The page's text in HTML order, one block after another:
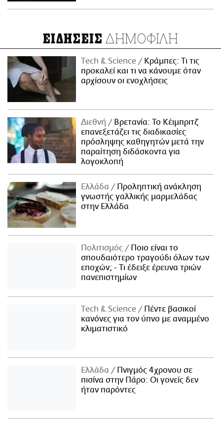
ΕΙΔΗΣΕΙΣ ΔΗΜΟΦΙΛΗ
Τech & Science
Κράμπες: Τι τις
προκαλεί και τι να κάνουμε όταν
αρχίσουν οι ενοχλήσεις
Διεθνή
Βρετανία: Το Κέιμπριτζ
επανεξετάζει τις διαδικασίες
πρόσληψης καθηγητών μετά την
παραίτηση διδάσκοντα για
λογοκλοπή
Ελλάδα
Προληπτική ανάκληση
γνωστής γαλλικής μαρμελάδας
στην Ελλάδα
Πολιτισμός
Ποιο είναι το
σπουδαιότερο τραγούδι όλων των
εποχών; - Τι έδειξε έρευνα τριών
πανεπιστημίων
Τech & Science
Πέντε βασικοί
κανόνες για τον ύπνο με αναμμένο
κλιματιστικό
Ελλάδα
Πνιγμός 4χρονου σε
πισίνα στην Πάρο: Οι γονείς δεν
ήταν παρόντες